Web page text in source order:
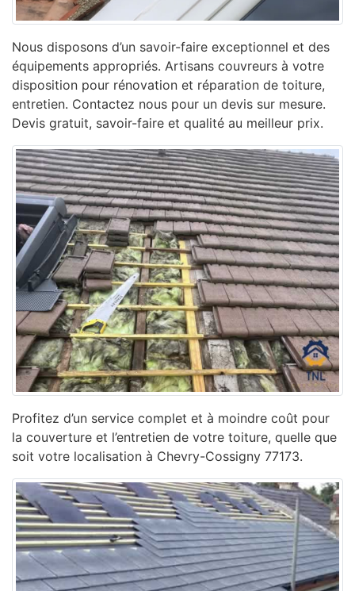
Nous disposons d’un savoir-faire exceptionnel et des
équipements appropriés. Artisans couvreurs à votre
disposition pour rénovation et réparation de toiture,
entretien. Contactez nous pour un devis sur mesure.
Devis gratuit, savoir-faire et qualité au meilleur prix.
Profitez d’un service complet et à moindre coût pour
la couverture et l’entretien de votre toiture, quelle que
soit votre localisation à Chevry-Cossigny 77173.